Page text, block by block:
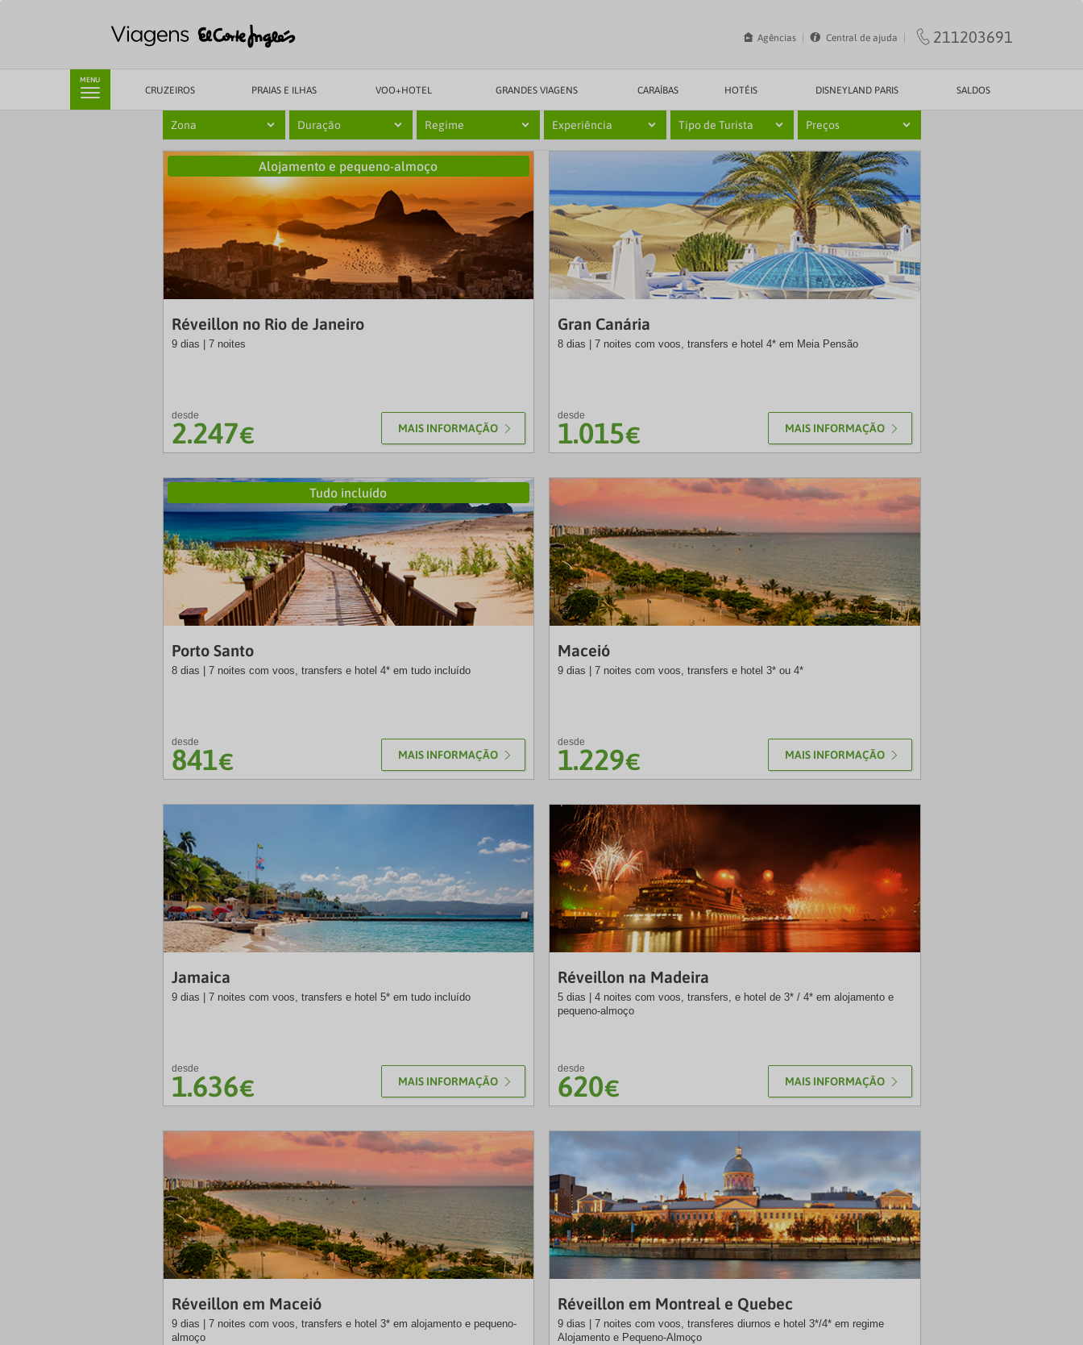
211203691
Agências Central de ajuda
MENU
CRUZEIROS PRAIAS E ILHAS VOO+HOTEL GRANDES VIAGENS CARAÍBAS HOTÉIS DISNEYLAND PARIS SALDOS
Zona Duração Regime Experiência Tipo de Turista Preços
Alojamento e pequeno-almoço
Réveillon no Rio de Janeiro
9 dias | 7 noites
desde
2.247€ MAIS INFORMAÇÃO
Gran Canária
8 dias | 7 noites com voos, transfers e hotel 4* em Meia Pensão
desde
1.015€ MAIS INFORMAÇÃO
Tudo incluído
Porto Santo
8 dias | 7 noites com voos, transfers e hotel 4* em tudo incluído
desde
841€ MAIS INFORMAÇÃO
Maceió
9 dias | 7 noites com voos, transfers e hotel 3* ou 4*
desde
1.229€ MAIS INFORMAÇÃO
Jamaica
9 dias | 7 noites com voos, transfers e hotel 5* em tudo incluído
desde
1.636€ MAIS INFORMAÇÃO
Réveillon na Madeira
5 dias | 4 noites com voos, transfers, e hotel de 3* / 4* em alojamento e
pequeno-almoço
desde
620€ MAIS INFORMAÇÃO
Réveillon em Maceió
9 dias | 7 noites com voos, transfers e hotel 3* em alojamento e pequeno-
almoço
Réveillon em Montreal e Quebec
9 dias | 7 noites com voos, transferes diurnos e hotel 3*/4* em regime
Alojamento e Pequeno-Almoço